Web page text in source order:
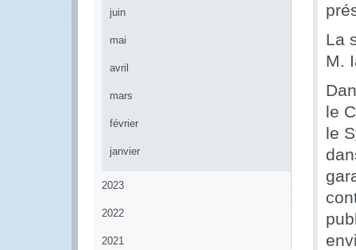
juin
mai
avril
mars
février
janvier
2023
2022
2021
La
M.
le
le